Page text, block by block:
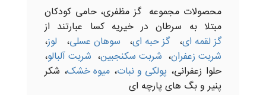
محصولات مجموعه گز مظفری، حامی کودکان
مبتلا به سرطان در خیریه کسا عبارتند از
گز لقمه ای،گز حبه ای، سوهان عسلی، لوز،
شربت زعفران، شربت سکنجبین، شربت آلبالو،
حلوا زعفرانی، پولکی و نبات، میوه خشک، شکر
پنیر و بگ های پارچه ای